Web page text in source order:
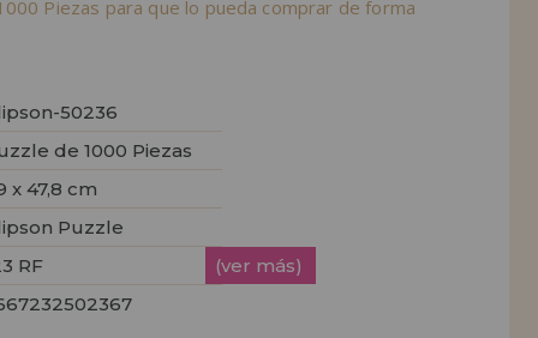
Piezas para que lo pueda comprar de forma
50236
de 1000 Piezas
x 47,8 cm
Puzzle
RF
(ver más)